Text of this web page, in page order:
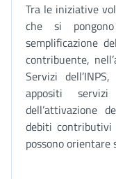
Tra le iniziative
che si
semplificazione
contribuente,
Servizi
appositi
dell’attivazione
debiti contributivi
possono orientare